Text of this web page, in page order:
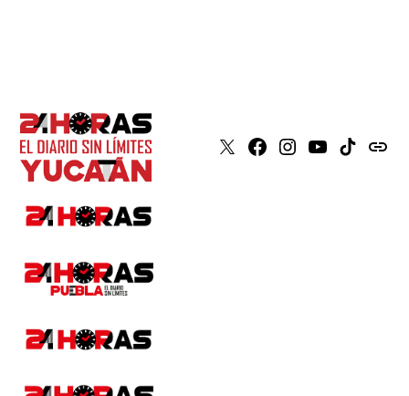
X Faceboook
Instagram
YoutubeTiktokissuu